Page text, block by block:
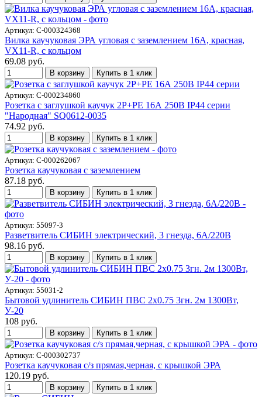
Артикул: С-000324368
Вилка каучуковая ЭРА угловая с заземлением 16А, красная,
VX11-R, с кольцом
69.08 руб.
В корзину Купить в 1 клик
Артикул: С-000234860
Розетка с заглушкой каучук 2Р+РЕ 16А 250В IP44 серии
"Народная" SQ0612-0035
74.92 руб.
В корзину Купить в 1 клик
Артикул: С-000262067
Розетка каучуковая с заземлением
87.18 руб.
В корзину Купить в 1 клик
Артикул: 55097-3
Разветвитель СИБИН электрический, 3 гнезда, 6А/220В
98.16 руб.
В корзину Купить в 1 клик
Артикул: 55031-2
Бытовой удлинитель СИБИН ПВС 2х0.75 3гн. 2м 1300Вт,
У-20
108 руб.
В корзину Купить в 1 клик
Артикул: С-000302737
Розетка каучуковая с/з прямая,черная, с крышкой ЭРА
120.19 руб.
В корзину Купить в 1 клик